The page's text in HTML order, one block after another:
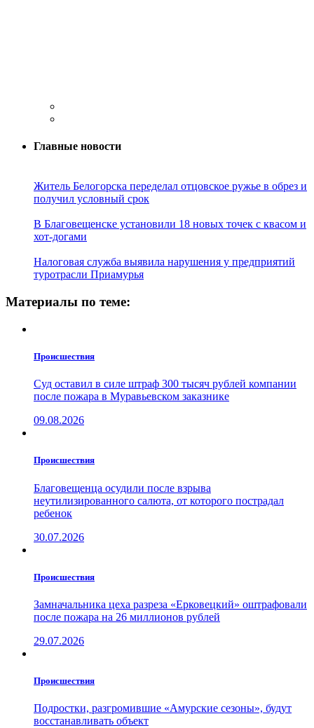
Главные новости
Житель Белогорска переделал отцовское ружье в обрез и
получил условный срок
В Благовещенске установили 18 новых точек с квасом и
хот-догами
Налоговая служба выявила нарушения у предприятий
туротрасли Приамурья
Материалы по теме:
Проиcшествия
Суд оставил в силе штраф 300 тысяч рублей компании
после пожара в Муравьевском заказнике
09.08.2026
Проиcшествия
Благовещенца осудили после взрыва
неутилизированного салюта, от которого пострадал
ребенок
30.07.2026
Проиcшествия
Замначальника цеха разреза «Ерковецкий» оштрафовали
после пожара на 26 миллионов рублей
29.07.2026
Проиcшествия
Подростки, разгромившие «Амурские сезоны», будут
восстанавливать объект